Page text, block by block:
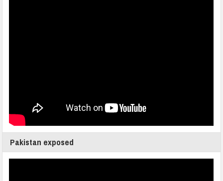
Pakistan exposed